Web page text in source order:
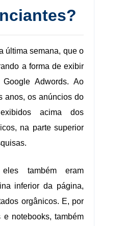
última semana, que o
a forma de exibir
Adwords. Ao
anos, os anúncios do
acima dos
na parte superior
também eram
inferior da página,
orgânicos. E, por
e notebooks, também